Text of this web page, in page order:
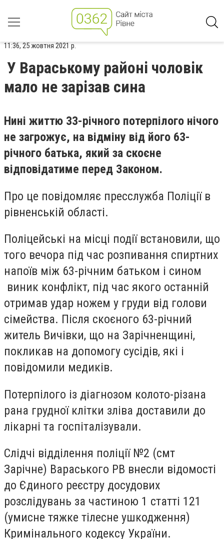
11:36, 25 жовтня 2021 р.
У Вараському районі чоловік
мало не зарізав сина
Нині життю 33-річного потерпілого нічого
не загрожує, на відміну від його 63-
річного батька, який за скоєне
відповідатиме перед Законом.
Про це повідомляє пресслужба Поліції в
рівненській області.
Поліцейські на місці події встановили, що
того вечора під час розпивання спиртних
напоїв між 63-річним батьком і сином
виник конфлікт, під час якого останній
отримав удар ножем у груди від голови
сімейства. Після скоєного 63-річний
житель Вичівки, що на Зарічненщині,
покликав на допомогу сусідів, які і
повідомили медиків.
Потерпілого із діагнозом колото-різана
рана грудної клітки зліва доставили до
лікарні та госпіталізували.
Слідчі відділення поліції №2 (смт
Зарічне) Вараського РВ внесли відомості
до Єдиного реєстру досудових
розслідувань за частиною 1 статті 121
(умисне тяжке тілесне ушкодження)
Кримінального кодексу України.